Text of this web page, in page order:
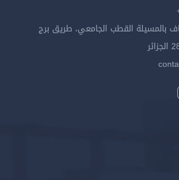
بالمسيلة القطب الجامعي، طريق برج